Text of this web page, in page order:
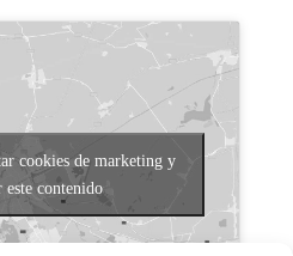
cookies de marketing y
contenido